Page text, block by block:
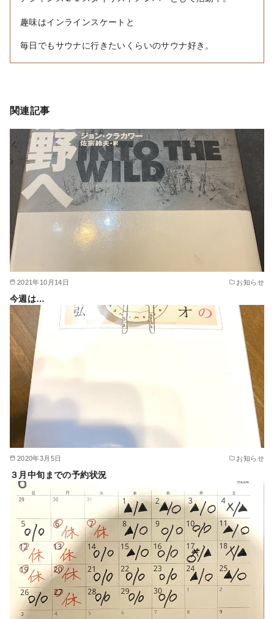
趣味はインラインスケートと
毎日でもサウナに行きたいくらいのサウナ好き。
関連記事
2021年10月14日 お知らせ
今週は…
2020年3月5日 お知らせ
３月中旬までの予約状況